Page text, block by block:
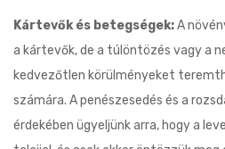
Kártevők és betegségek:A
a kártevők, de a túlöntözés vagy a
kedvezőtlen körülményeket
számára. A penészesedés és a
érdekében ügyeljünk arra, hogy a